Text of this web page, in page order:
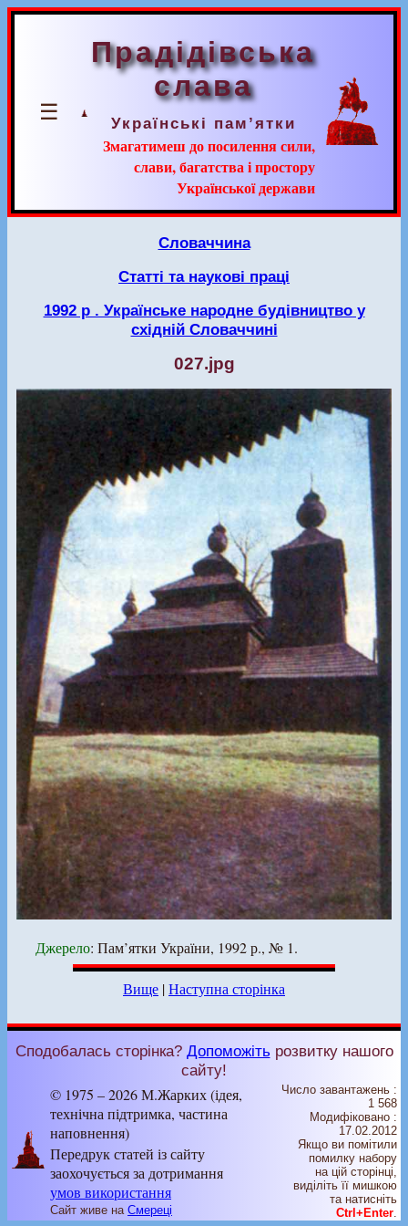
☰
Прадідівська
слава
Українські пам’ятки
Змагатимеш до посилення сили,
слави, багатства і простору
Української держави
Словаччина
Статті та наукові праці
1992 р . Українське народне будівництво у
східній Словаччині
027.jpg
Джерело: Пам’ятки України, 1992 р., № 1.
Вище |Наступна сторінка
Сподобалась сторінка? Допоможіть розвитку нашого
сайту!
© 1975 – 2026 М.Жарких (ідея,
технічна підтримка, частина
наповнення)
Передрук статей із сайту
заохочується за дотримання
умов використання
Сайт живе на Смереці
Число завантажень :
1 568
Модифіковано :
17.02.2012
Якщо ви помітили
помилку набору
на цiй сторiнцi,
видiлiть її мишкою
та натисніть
Ctrl+Enter.